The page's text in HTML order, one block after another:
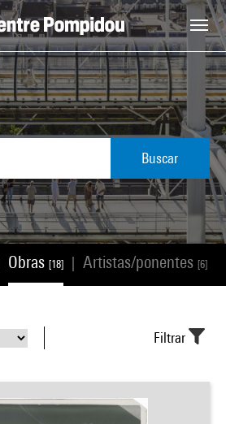
Buscar
Obras [18] Artistas/ponentes [6]
Filtrar